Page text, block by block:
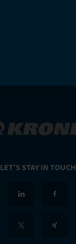
LET'S STAY IN TOUCH